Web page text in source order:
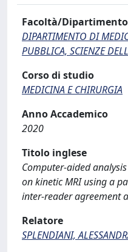
Facoltà/Dipartimento
DIPARTIMENTO DI
PUBBLICA, SCIENZE
Corso di studio
MEDICINA E CHIRURGIA
Anno Accademico
2020
Titolo inglese
Computer-aided
on kinetic MRI using a
inter-reader agreement
Relatore
SPLENDIANI,